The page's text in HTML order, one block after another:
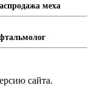
меха
сайта.